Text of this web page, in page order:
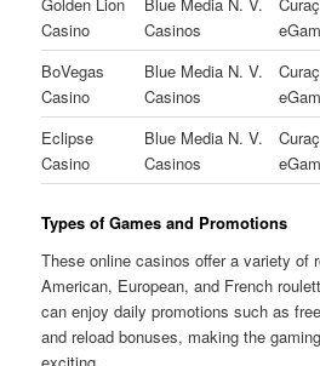
Casino
Casinos
BoVegas
Casino
Blue Media N. V.
Casinos
Eclipse
Casino
Blue Media N. V.
Casinos
Types of Games and Promotions
These online casinos offer a variety of
American, European, and French
can enjoy daily promotions such as
and reload bonuses, making the